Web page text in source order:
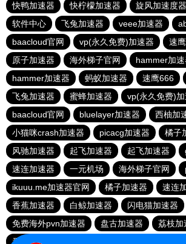
快鸭加速器
快柠檬加速器 旋风加速度器
软件中心
飞兔加速器 veee加速器
baacloud官网
vp(永久免费)加速器
速
原子加速器
海外梯子官网
hammer加速
hammer加速器
蚂蚁加速器 速鹰666
飞兔加速器
蜜蜂加速器
vp(永久免费)加
baacloud官网
bluelayer加速器
西柚加
小猫咪crash加速器
picacg加速器
橘子
风驰加速器
起飞加速器 起飞加速器
速连加速器
一元机场 海外梯子官网
ikuuu.me加速器官网
橘子加速器
速连
香蕉加速器
白鲸加速器 闪电猫加速器
免费海外pvn加速器
盘古加速器
荔枝加
番石榴加速器